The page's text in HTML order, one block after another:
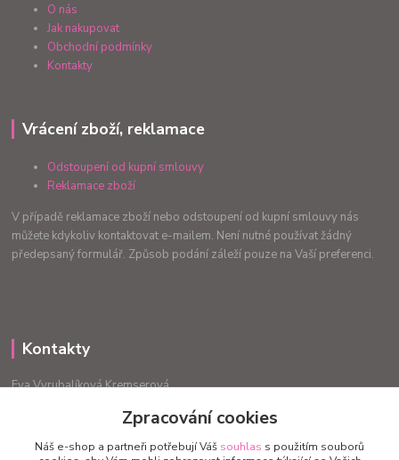
O nás
Jak nakupovat
Obchodní podmínky
Kontakty
Vrácení zboží, reklamace
Odstoupení od kupní smlouvy
Reklamace zboží
V případě reklamace zboží nebo odstoupení od kupní smlouvy nás
můžete kdykoliv kontaktovat e-mailem. Není nutné používat žádný
předepsaný formulář. Způsob podání záleží pouze na Vaší preferenci.
Kontakty
Eva Vyrubalíková Kremserová
info.radost@email.cz
Zpracování cookies
Náš e-shop a partneři potřebují Váš souhlas s použitím souborů